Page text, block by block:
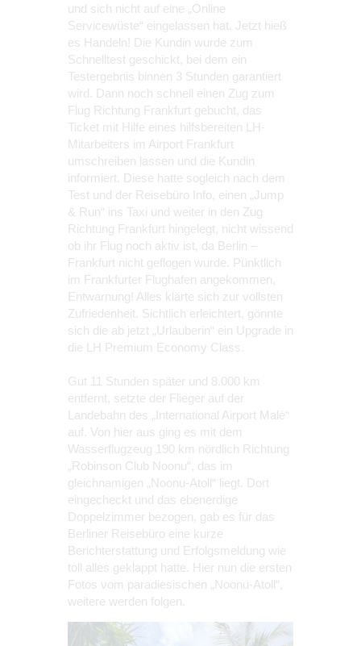
und sich nicht auf eine „Online
Servicewüste“ eingelassen hat. Jetzt hieß
es Handeln! Die Kundin wurde zum
Schnelltest geschickt, bei dem ein
Testergebnis binnen 3 Stunden garantiert
wird. Dann noch schnell einen Zug zum
Flug Richtung Frankfurt gebucht, das
Ticket mit Hilfe eines hilfsbereiten LH-
Mitarbeiters im Airport Frankfurt
umschreiben lassen und die Kundin
informiert. Diese hatte sogleich nach dem
Test und der Reisebüro Info, einen „Jump
& Run“ ins Taxi und weiter in den Zug
Richtung Frankfurt hingelegt, nicht wissend
ob ihr Flug noch aktiv ist, da Berlin –
Frankfurt nicht geflogen wurde. Pünktlich
im Frankfurter Flughafen angekommen,
Entwarnung! Alles klärte sich zur vollsten
Zufriedenheit. Sichtlich erleichtert, gönnte
sich die ab jetzt „Urlauberin“ ein Upgrade in
die LH Premium Economy Class.
Gut 11 Stunden später und 8.000 km
entfernt, setzte der Flieger auf der
Landebahn des „International Airport Malé“
auf. Von hier aus ging es mit dem
Wasserflugzeug 190 km nördlich Richtung
„Robinson Club Noonu“, das im
gleichnamigen „Noonu-Atoll“ liegt. Dort
eingecheckt und das ebenerdige
Doppelzimmer bezogen, gab es für das
Berliner Reisebüro eine kurze
Berichterstattung und Erfolgsmeldung wie
toll alles geklappt hatte. Hier nun die ersten
Fotos vom paradiesischen „Noonu-Atoll“,
weitere werden folgen.